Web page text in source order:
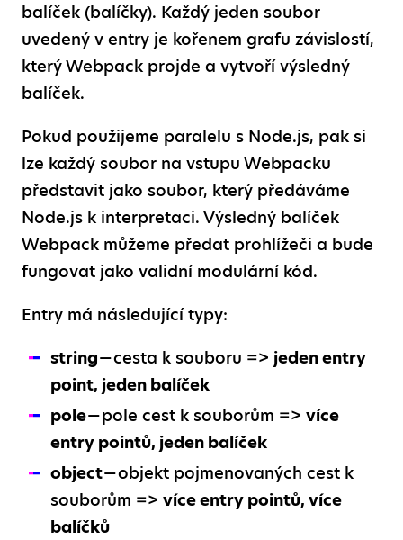
balíček (balíčky). Každý jeden soubor
uvedený v entry je kořenem grafu závislostí,
který Webpack projde a vytvoří výsledný
balíček.
Pokud použijeme paralelu s Node.js, pak si
lze každý soubor na vstupu Webpacku
představit jako soubor, který předáváme
Node.js k interpretaci. Výsledný balíček
Webpack můžeme předat prohlížeči a bude
fungovat jako validní modulární kód.
Entry má následující typy:
string— cesta k souboru => jeden entry
point, jeden balíček
pole— pole cest k souborům => více
entry pointů, jeden balíček
object— objekt pojmenovaných cest k
souborům => více entry pointů, více
balíčků